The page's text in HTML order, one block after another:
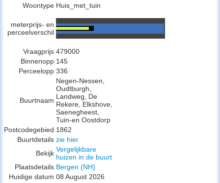
Woontype Huis_met_tuin
meterprijs- en
perceelverschil
Vraagprijs 479000
Binnenopp 145
Perceelopp 336
Buurtnaam
Negen-Nessen,
Oudtburgh,
Landweg, De
Rekere, Elkshove,
Saenegheest,
Tuin-en Oostdorp
Postcodegebied 1862
Buurtdetails zie hier
Bekijk Vergelijkbare
huizen in de buurt
Plaatsdetails Bergen (NH)
Huidige datum 08 August 2026